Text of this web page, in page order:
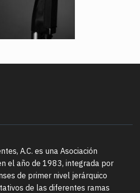
A.C. es una Asociación
el año de 1983, integrada por
de primer nivel jerárquico
de las diferentes ramas